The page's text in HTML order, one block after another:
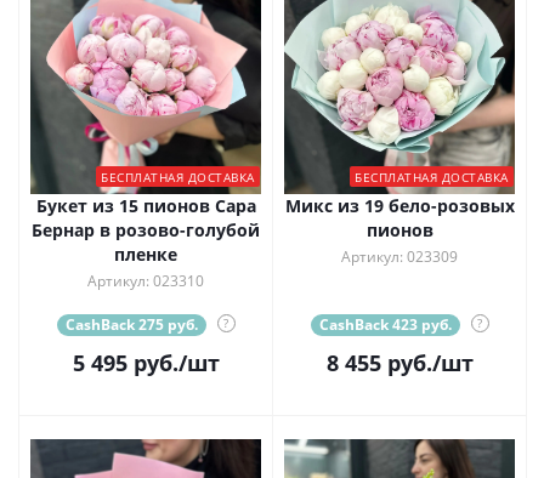
БЕСПЛАТНАЯ ДОСТАВКА
Букет из 15 пионов Сара
Бернар в розово-голубой
пленке
Артикул: 023310
CashBack 275 руб. ?
5 495руб./шт
БЕСПЛАТНАЯ ДОСТАВКА
Микс из 19 бело-розовых
пионов
Артикул: 023309
CashBack 423 руб. ?
8 455руб./шт